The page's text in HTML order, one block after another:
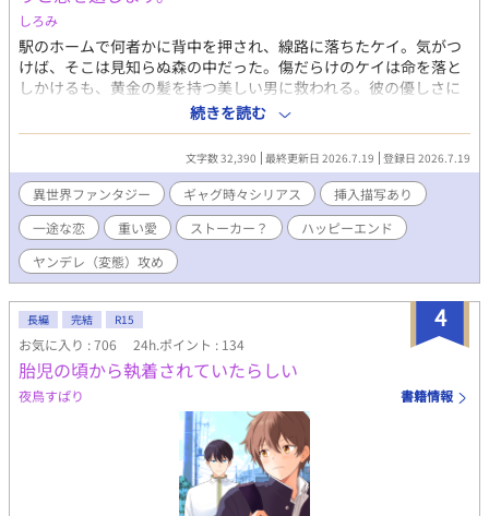
しろみ
駅のホームで何者かに背中を押され、線路に落ちたケイ。気がつ
けば、そこは見知らぬ森の中だった。傷だらけのケイは命を落と
しかけるも、黄金の髪を持つ美しい男に救われる。彼の優しさに
恩返しをしようと決心するケイだったが、徐々にその優しさに違
和感を覚え… ※過保護気質な美人に保護されたかと思えば軟禁生
活になってたけどなんだかんだで幸せになる話
続きを読む
文字数 32,390 最終更新日 2026.7.19 登録日 2026.7.19
異世界ファンタジー ギャグ時々シリアス
挿入描写あり
一途な恋
重い愛 ストーカー？
ハッピーエンド
ヤンデレ（変態）攻め
4
長編 完結 R15
お気に入り : 706 24h.ポイント : 134
胎児の頃から執着されていたらしい
夜鳥すぱり 書籍情報